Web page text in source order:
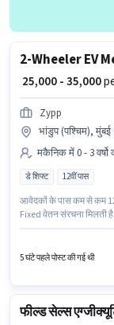
₹ 25,000 - 35,000
Zypp
भांडुप (पश्चिम),
मकैनिक में 0 - 3
डे शिफ्ट 12वीं पास
आवेदकों के पास कम से कम
Fixed वेतन संरचना मिलती
वर्षो वर्ष के अनुभव वाले के
5 घंटे पहले पोस्ट की गई थी
फील्ड सेल्स